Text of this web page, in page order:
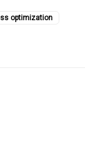
optimization